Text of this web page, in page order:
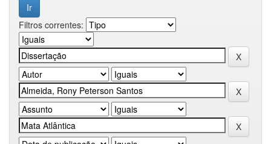
Filtros correntes: